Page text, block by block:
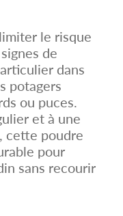
le risque
de
dans
potagers
ou puces.
et à une
cette poudre
pour
sans recourir